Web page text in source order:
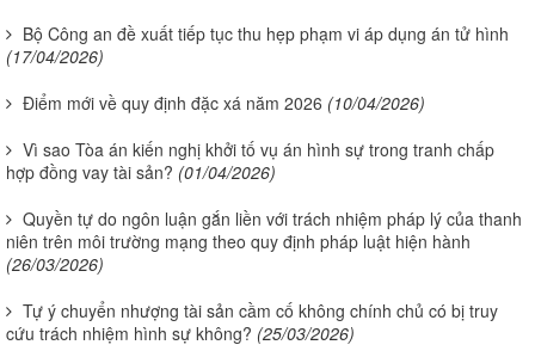
Bộ Công an đề xuất tiếp tục thu hẹp phạm vi áp dụng án tử hình
(17/04/2026)
Điểm mới về quy định đặc xá năm 2026 (10/04/2026)
Vì sao Tòa án kiến nghị khởi tố vụ án hình sự trong tranh chấp
hợp đồng vay tài sản? (01/04/2026)
Quyền tự do ngôn luận gắn liền với trách nhiệm pháp lý của thanh
niên trên môi trường mạng theo quy định pháp luật hiện hành
(26/03/2026)
Tự ý chuyển nhượng tài sản cầm cố không chính chủ có bị truy
cứu trách nhiệm hình sự không? (25/03/2026)